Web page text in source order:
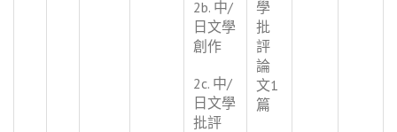
2b. 中/
日文學
創作
2c. 中/
日文學
批評
學
批
評
論
文1
篇